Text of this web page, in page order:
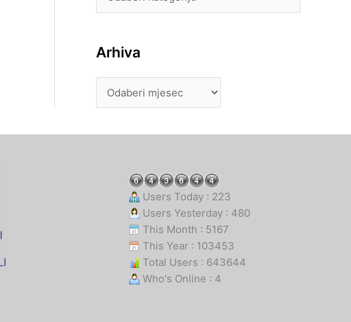
Arhiva
Users Today : 223
Users Yesterday : 480
This Month : 5167
This Year : 103453
Total Users : 643644
Who's Online : 4